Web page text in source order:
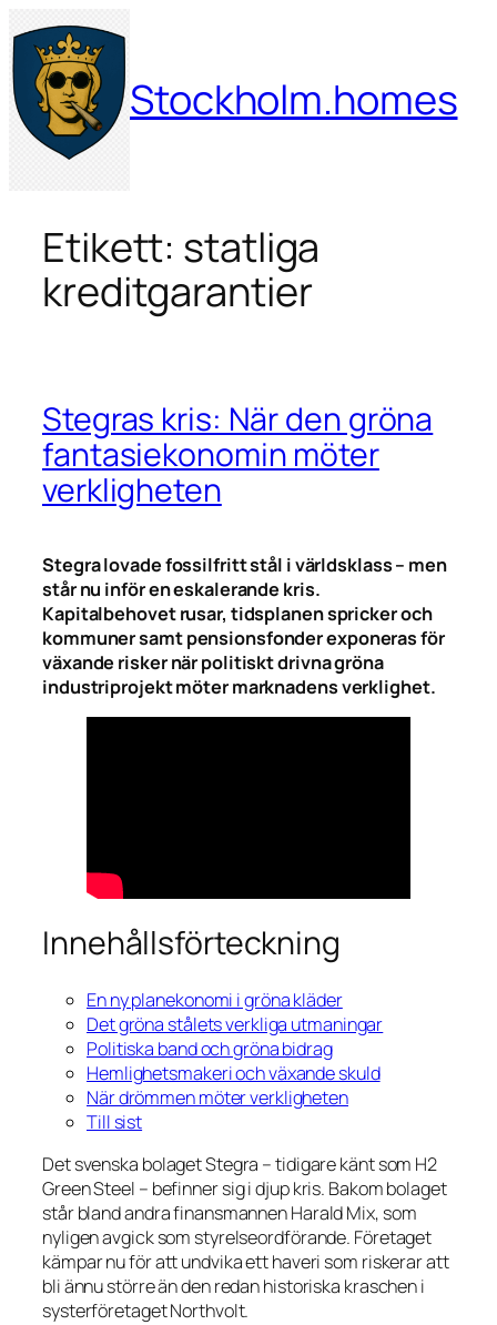
Hoppa
till
innehåll
Stockholm.homes
Etikett: statliga
kreditgarantier
Stegras kris: När den gröna
fantasiekonomin möter
verkligheten
Stegra lovade fossilfritt stål i världsklass – men
står nu inför en eskalerande kris.
Kapitalbehovet rusar, tidsplanen spricker och
kommuner samt pensionsfonder exponeras för
växande risker när politiskt drivna gröna
industriprojekt möter marknadens verklighet.
Innehållsförteckning
En ny planekonomi i gröna kläder
Det gröna stålets verkliga utmaningar
Politiska band och gröna bidrag
Hemlighetsmakeri och växande skuld
När drömmen möter verkligheten
Till sist
Det svenska bolaget Stegra – tidigare känt som H2
Green Steel – befinner sig i djup kris. Bakom bolaget
står bland andra finansmannen Harald Mix, som
nyligen avgick som styrelseordförande. Företaget
kämpar nu för att undvika ett haveri som riskerar att
bli ännu större än den redan historiska kraschen i
systerföretaget Northvolt.